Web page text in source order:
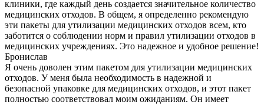
клиники, где каждый день создается значительное количество
медицинских отходов. В общем, я определенно рекомендую
эти пакеты для утилизации медицинских отходов всем, кто
заботится о соблюдении норм и правил утилизации отходов в
медицинских учреждениях. Это надежное и удобное решение!
Бронислав
Я очень доволен этим пакетом для утилизации медицинских
отходов. У меня была необходимость в надежной и
безопасной упаковке для медицинских отходов, и этот пакет
полностью соответствовал моим ожиданиям. Он имеет